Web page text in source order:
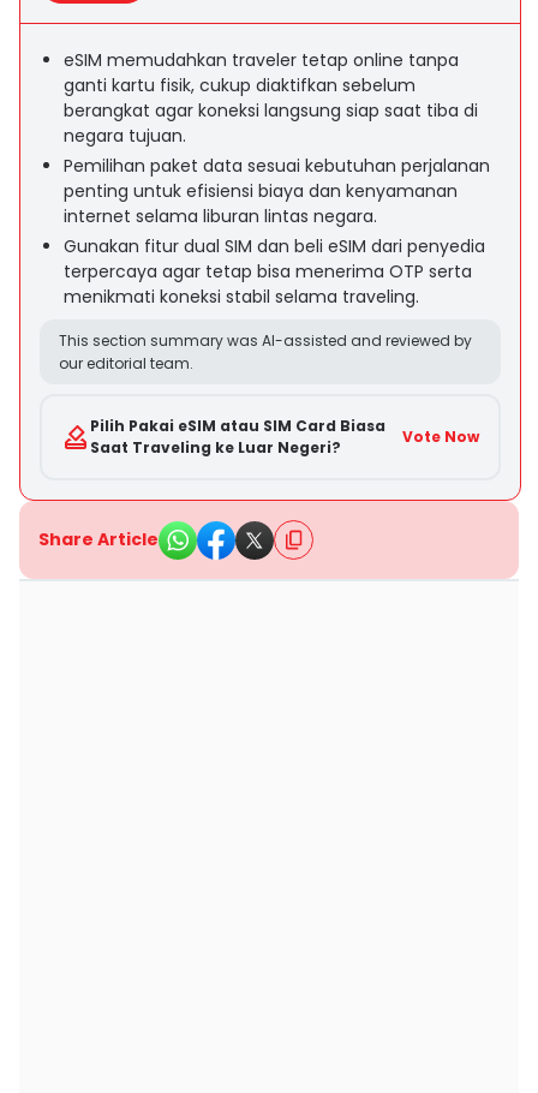
eSIM memudahkan traveler tetap online tanpa
ganti kartu fisik, cukup diaktifkan sebelum
berangkat agar koneksi langsung siap saat tiba di
negara tujuan.
Pemilihan paket data sesuai kebutuhan perjalanan
penting untuk efisiensi biaya dan kenyamanan
internet selama liburan lintas negara.
Gunakan fitur dual SIM dan beli eSIM dari penyedia
terpercaya agar tetap bisa menerima OTP serta
menikmati koneksi stabil selama traveling.
This section summary was AI-assisted and reviewed by
our editorial team.
Pilih Pakai eSIM atau SIM Card Biasa
Saat Traveling ke Luar Negeri?
Vote Now
Share Article